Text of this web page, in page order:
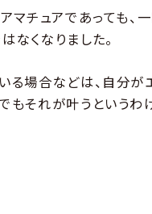
マチュアであっても
なくなりました。
る場合などは、自分が
もそれが叶うというわ